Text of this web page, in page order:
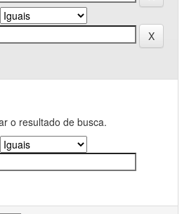
o resultado de busca.